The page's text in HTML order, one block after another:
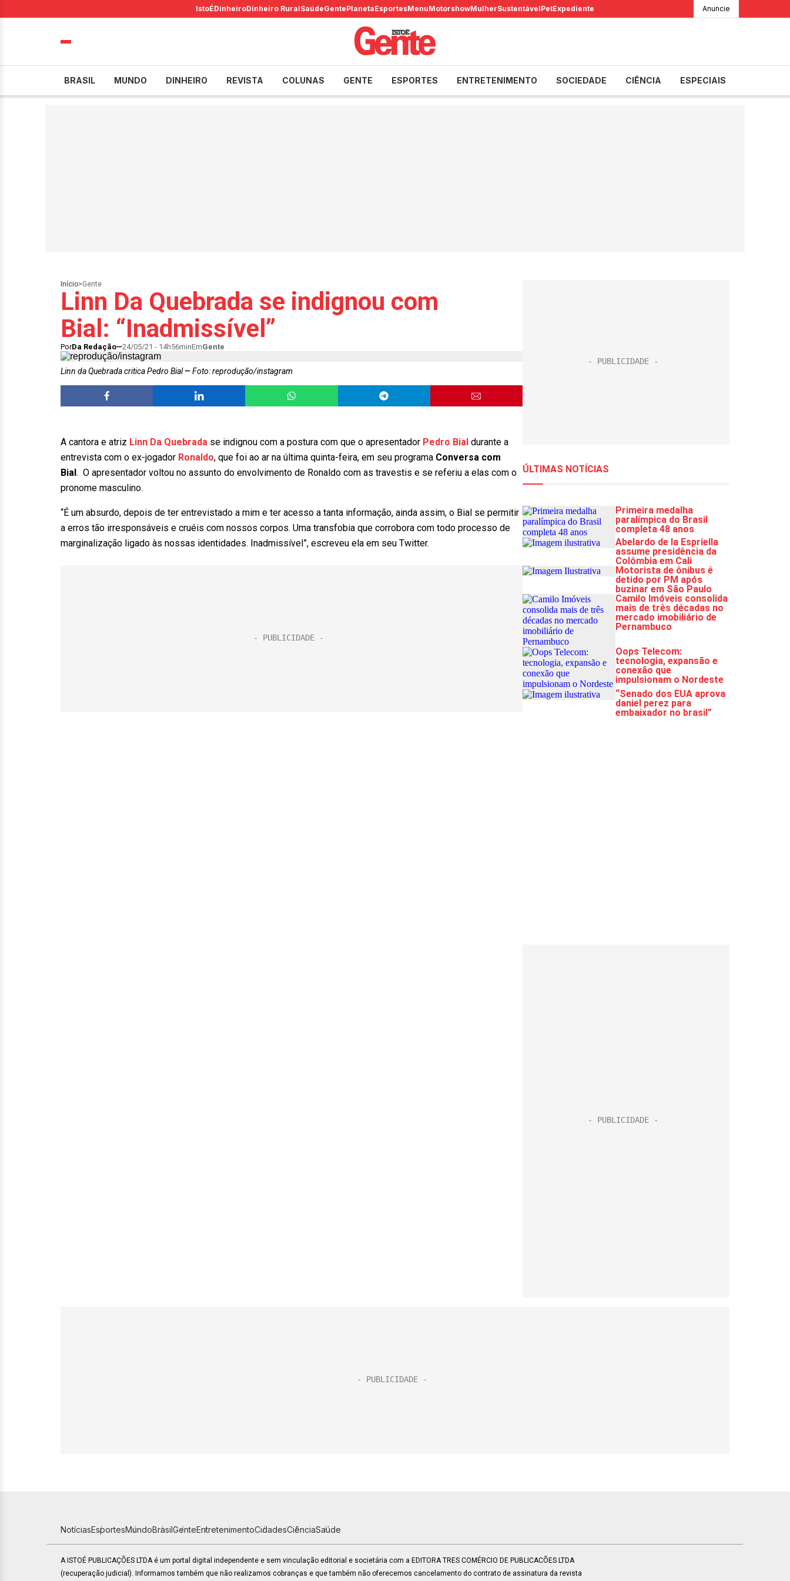
IstoÉDinheiroDinheiro RuralSaúdeGentePlanetaEsportesMenuMotorshowMulherSustentávelPetExpediente Anuncie
BRASIL MUNDO DINHEIRO REVISTA COLUNAS GENTE ESPORTES ENTRETENIMENTO SOCIEDADE CIÊNCIA ESPECIAIS
Início>Gente
Linn Da Quebrada se indignou com
Bial: “Inadmissível”
PorDa Redação 24/05/21 - 14h56minEmGente
Linn da Quebrada critica Pedro Bial Foto: reprodução/instagram
A cantora e atriz Linn Da Quebrada se indignou com a postura com que o apresentador Pedro Bial durante a
entrevista com o ex-jogador Ronaldo, que foi ao ar na última quinta-feira, em seu programa Conversa com
Bial. O apresentador voltou no assunto do envolvimento de Ronaldo com as travestis e se referiu a elas com o
pronome masculino.
“É um absurdo, depois de ter entrevistado a mim e ter acesso a tanta informação, ainda assim, o Bial se permitir
a erros tão irresponsáveis e cruéis com nossos corpos. Uma transfobia que corrobora com todo processo de
marginalização ligado às nossas identidades. Inadmissível”, escreveu ela em seu Twitter.
NotíciasEsportesMundoBrasilGenteEntretenimentoCidadesCiênciaSaúde
A ISTOÉ PUBLICAÇÕES LTDA é um portal digital independente e sem vinculação editorial e societária com a EDITORA TRES COMÉRCIO DE PUBLICACÕES LTDA
(recuperação judicial). Informamos também que não realizamos cobranças e que também não oferecemos cancelamento do contrato de assinatura da revista